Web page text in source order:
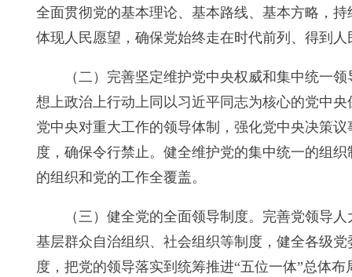
全面贯彻党的基本理论、基本路线、基本方略，
体现人民愿望，确保党始终走在时代前列、得到人
（二）完善坚定维护党中央权威和集中统一
想上政治上行动上同以习近平同志为核心的党中
党中央对重大工作的领导体制，强化党中央决策
度，确保令行禁止。健全维护党的集中统一的组
的组织和党的工作全覆盖。
（三）健全党的全面领导制度。完善党领导
基层群众自治组织、社会组织等制度，健全各级
度，把党的领导落实到统筹推进“五位一体”总体